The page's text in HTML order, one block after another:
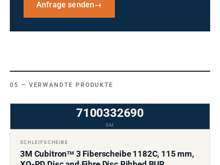
Anfrage senden→
VERWANDTE PRODUKTE
7100332690
3M
SCHLEIFSCHEIBE
3M CubitronTM3 Fiberscheibe 1182C, 115 mm,